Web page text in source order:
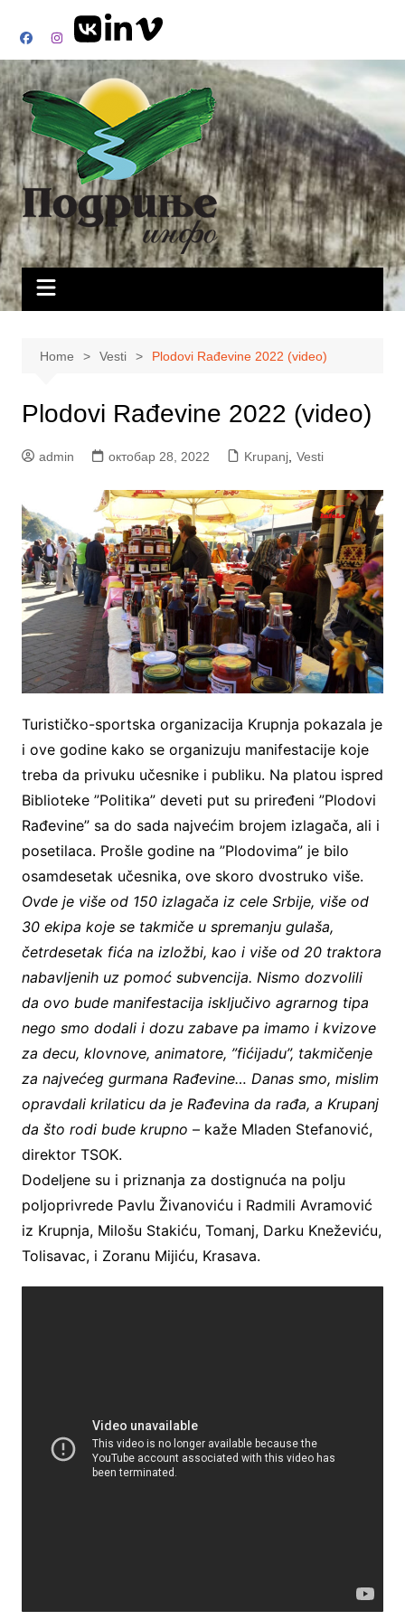
Home Vesti Plodovi Rađevine 2022 (video)
Plodovi Rađevine 2022 (video)
admin октобар 28, 2022 Krupanj, Vesti
Turističko-sportska organizacija Krupnja pokazala je
i ove godine kako se organizuju manifestacije koje
treba da privuku učesnike i publiku. Na platou ispred
Biblioteke ”Politika” deveti put su priređeni ”Plodovi
Rađevine” sa do sada najvećim brojem izlagača, ali i
posetilaca. Prošle godine na ”Plodovima” je bilo
osamdesetak učesnika, ove skoro dvostruko više.
Ovde je više od 150 izlagača iz cele Srbije, više od
30 ekipa koje se takmiče u spremanju gulaša,
četrdesetak fića na izložbi, kao i više od 20 traktora
nabavljenih uz pomoć subvencija. Nismo dozvolili
da ovo bude manifestacija isključivo agrarnog tipa
nego smo dodali i dozu zabave pa imamo i kvizove
za decu, klovnove, animatore, ”fićijadu”, takmičenje
za najvećeg gurmana Rađevine… Danas smo, mislim
opravdali krilaticu da je Rađevina da rađa, a Krupanj
da što rodi bude krupno – kaže Mladen Stefanović,
direktor TSOK.
Dodeljene su i priznanja za dostignuća na polju
poljoprivrede Pavlu Živanoviću i Radmili Avramović
iz Krupnja, Milošu Stakiću, Tomanj, Darku Kneževiću,
Tolisavac, i Zoranu Mijiću, Krasava.